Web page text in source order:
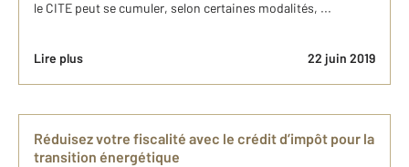
le CITE peut se cumuler, selon certaines modalités, ...
Lire plus 22 juin 2019
Réduisez votre fiscalité avec le crédit d’impôt pour la
transition énergétique